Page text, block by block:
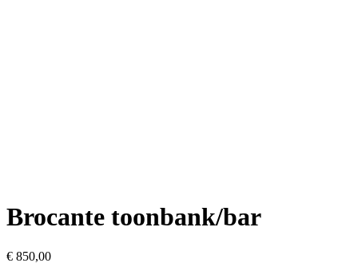
Brocante toonbank/bar
€ 850,00